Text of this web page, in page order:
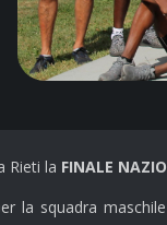
Rieti la FINALE
la squadra